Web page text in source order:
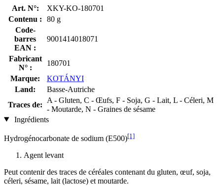
Art. N°:
XKY-KO-180701
Contenu :
80 g
Code-
barres
EAN :
9001414018071
Fabricant
N° :
180701
Marque:
KOTÁNYI
Land:
Basse-Autriche
Traces de:
A - Gluten, C - Œufs, F - Soja, G - Lait, L - Céleri, M
- Moutarde, N - Graines de sésame
Ingrédients
Hydrogénocarbonate de sodium (E500)[1]
Agent levant
Peut contenir des traces de céréales contenant du gluten, œuf, soja,
céleri, sésame, lait (lactose) et moutarde.